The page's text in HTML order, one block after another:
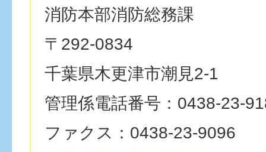
消防本部消防総務課
〒292-0834
千葉県木更津市潮見2-1
管理係電話番号：0438-23-
ファクス：0438-23-9096